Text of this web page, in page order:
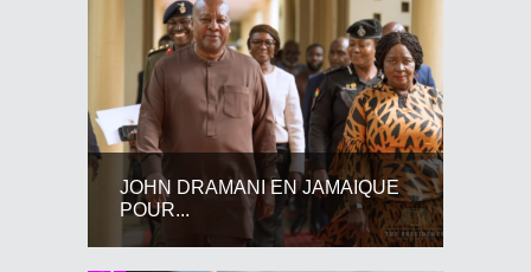
JOHN DRAMANI EN JAMAIQUE
POUR...